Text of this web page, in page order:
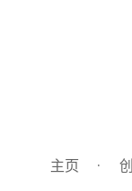
主页 ·